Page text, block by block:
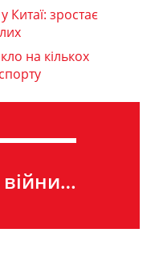
Китаї: зростає
на кількох